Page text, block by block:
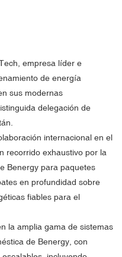
empresa líder e
de energía
sus modernas
delegación de
internacional en el
recorrido exhaustivo por la
Benergy para paquetes
en profundidad sobre
fiables para el
la amplia gama de sistemas
de Benergy, con